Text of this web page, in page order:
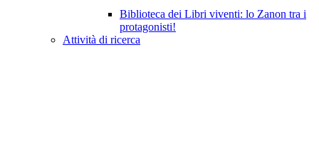
Biblioteca dei Libri viventi: lo Zanon tra i
protagonisti!
Attività di ricerca